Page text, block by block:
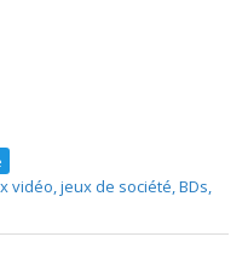
vidéo, jeux de société, BDs,